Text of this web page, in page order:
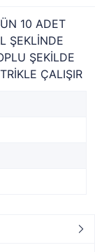
10 ADET
ŞEKLİNDE
ŞEKİLDE
ÇALIŞIR